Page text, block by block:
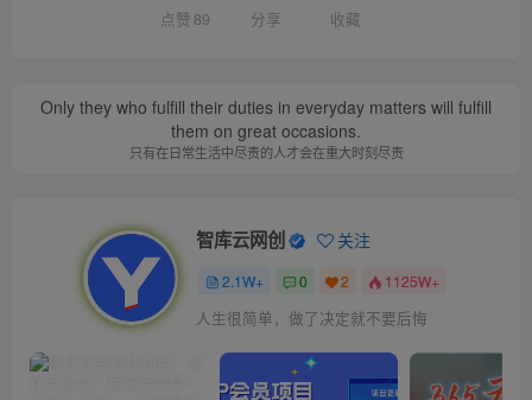
点赞 89 分享 收藏
Only they who fulfill their duties in everyday matters will fulfill
them on great occasions.
只有在日常生活中尽责的人才会在重大时刻尽责
智库云网创 关注
2.1W+ 0 2 1125W+
人生很简单，做了决定就不要后悔